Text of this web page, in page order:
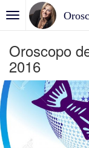
Oroscopo
2016